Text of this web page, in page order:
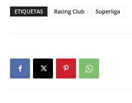
ETIQUETAS Racing Club Superliga